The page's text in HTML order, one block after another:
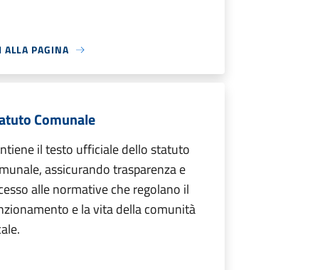
ALLA PAGINA
Comunale
il testo ufficiale dello statuto
assicurando trasparenza e
alle normative che regolano il
e la vita della comunità